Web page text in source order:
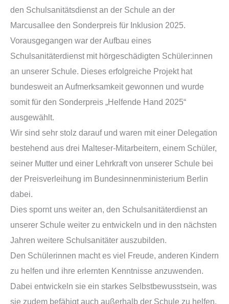
den Schulsanitätsdienst an der Schule an der
Marcusallee den Sonderpreis für Inklusion 2025.
Vorausgegangen war der Aufbau eines
Schulsanitäterdienst mit hörgeschädigten Schüler:innen
an unserer Schule. Dieses erfolgreiche Projekt hat
bundesweit an Aufmerksamkeit gewonnen und wurde
somit für den Sonderpreis „Helfende Hand 2025“
ausgewählt.
Wir sind sehr stolz darauf und waren mit einer Delegation
bestehend aus drei Malteser-Mitarbeitern, einem Schüler,
seiner Mutter und einer Lehrkraft von unserer Schule bei
der Preisverleihung im Bundesinnenministerium Berlin
dabei.
Dies spornt uns weiter an, den Schulsanitäterdienst an
unserer Schule weiter zu entwickeln und in den nächsten
Jahren weitere Schulsanitäter auszubilden.
Den Schülerinnen macht es viel Freude, anderen Kindern
zu helfen und ihre erlernten Kenntnisse anzuwenden.
Dabei entwickeln sie ein starkes Selbstbewusstsein, was
sie zudem befähigt auch außerhalb der Schule zu helfen.